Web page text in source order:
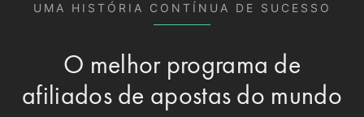
UMA HISTÓRIA CONTÍNUA DE SUCESSO
O melhor programa de
afiliados de apostas do mundo